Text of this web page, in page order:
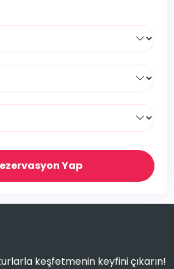
Yap
keşfetmenin keyfini çıkarın!